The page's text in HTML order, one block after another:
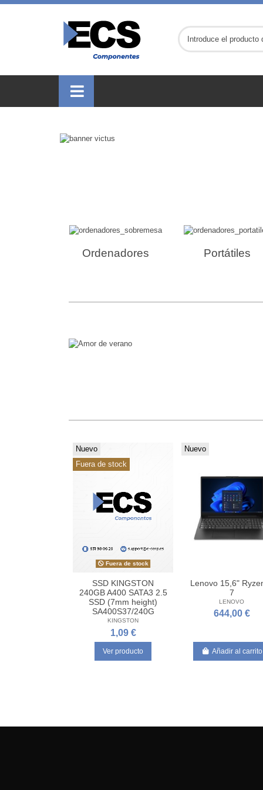
Ordenadores Portátiles
Nuevo
Fuera de stock
Fuera de stock
SSD KINGSTON
240GB A400 SATA3 2.5
SSD (7mm height)
SA400S37/240G
KINGSTON
1,09 €
Ver producto
Nuevo
Lenovo 15,6"
7
LENOVO
644,00 €
Añadir al carrito